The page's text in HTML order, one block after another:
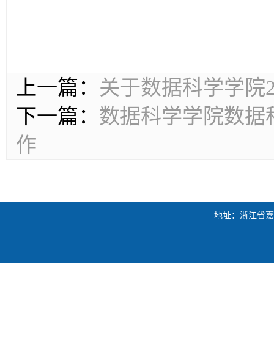
上一篇： 关于数据科学学院
下一篇： 数据科学学院数据
作
地址：浙江省